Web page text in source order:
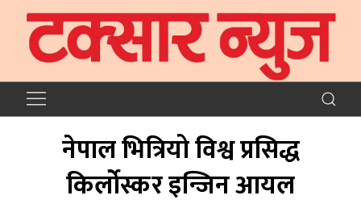
नेपाल भित्रियो विश्व प्रसिद्ध
किर्लोस्कर इन्जिन आयल